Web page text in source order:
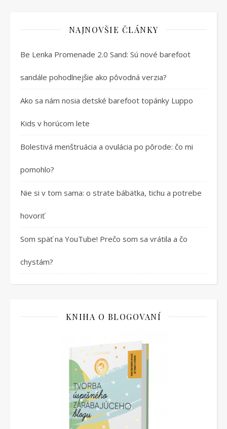
NAJNOVŠIE ČLÁNKY
Be Lenka Promenade 2.0 Sand: Sú nové barefoot
sandále pohodlnejšie ako pôvodná verzia?
Ako sa nám nosia detské barefoot topánky Luppo
Kids v horúcom lete
Bolestivá menštruácia a ovulácia po pôrode: čo mi
pomohlo?
Nie si v tom sama: o strate bábätka, tichu a potrebe
hovoriť
Som späť na YouTube! Prečo som sa vrátila a čo
chystám?
KNIHA O BLOGOVANÍ